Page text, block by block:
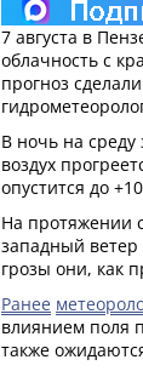
7 августа в
облачность с
прогноз
В ночь на среду
воздух
опустится до
На протяжении
западный
грозы они, как
Ранее
влиянием поля
также